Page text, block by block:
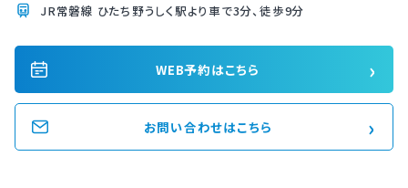
JR常磐線 ひたち野うしく駅より車で3分、徒歩9分
WEB予約はこちら ›
お問い合わせはこちら ›